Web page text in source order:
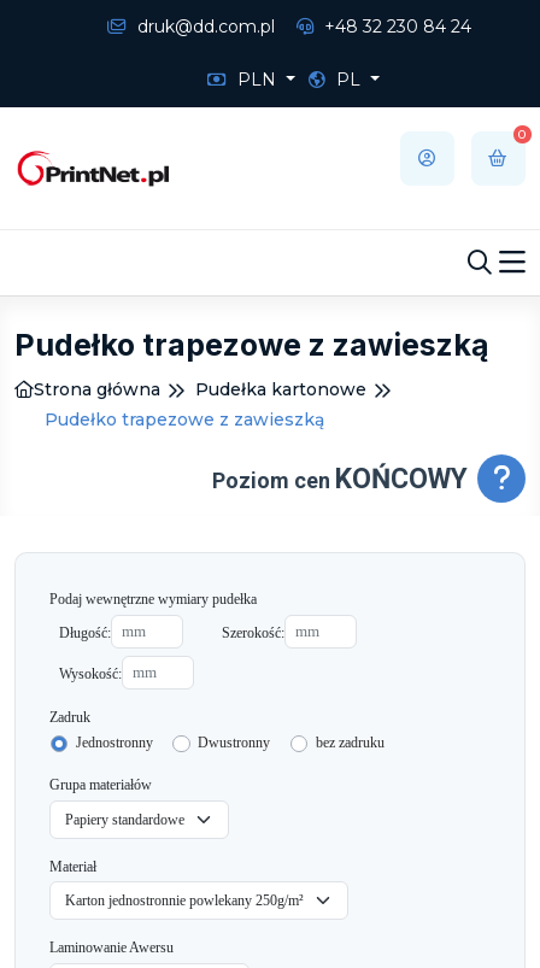
druk@dd.com.pl +48 32 230 84 24
PLN PL
0
Pudełko trapezowe z zawieszką
Strona główna
Pudełka kartonowe
Pudełko trapezowe z zawieszką
Poziom cen KOŃCOWY
Podaj wewnętrzne wymiary pudełka
Długość:
Szerokość:
Wysokość:
Zadruk
Jednostronny
Dwustronny bez zadruku
Grupa materiałów
Materiał
Laminowanie Awersu